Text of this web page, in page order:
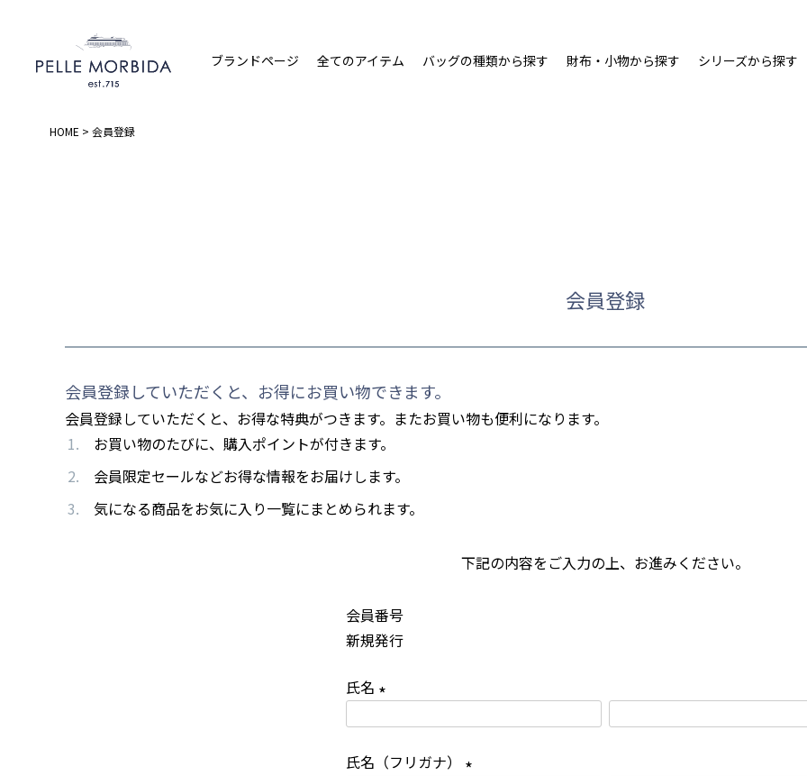
ブランドページ 全てのアイテム バッグの種類から探す 財布・小物から探す シリーズから探す
HOME 会員登録
会員登録
会員登録していただくと、お得にお買い物できます。
会員登録していただくと、お得な特典がつきます。またお買い物も便利になります。
お買い物のたびに、購入ポイントが付きます。
会員限定セールなどお得な情報をお届けします。
気になる商品をお気に入り一覧にまとめられます。
下記の内容をご入力の上、お進みください。
会員番号
新規発行
氏名
(
氏名（フリガナ）